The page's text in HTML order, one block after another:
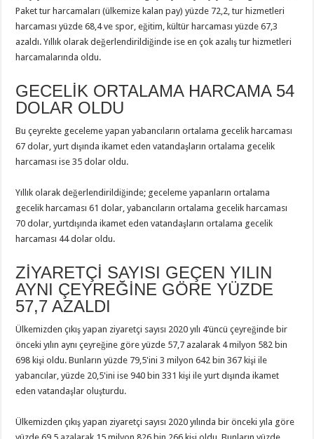
Paket tur harcamaları (ülkemize kalan pay) yüzde 72,2, tur hizmetleri
harcaması yüzde 68,4 ve spor, eğitim, kültür harcaması yüzde 67,3
azaldı. Yıllık olarak değerlendirildiğinde ise en çok azalış tur hizmetleri
harcamalarında oldu.
GECELİK ORTALAMA HARCAMA 54
DOLAR OLDU
Bu çeyrekte geceleme yapan yabancıların ortalama gecelik harcaması
67 dolar, yurt dışında ikamet eden vatandaşların ortalama gecelik
harcaması ise 35 dolar oldu.
Yıllık olarak değerlendirildiğinde; geceleme yapanların ortalama
gecelik harcaması 61 dolar, yabancıların ortalama gecelik harcaması
70 dolar, yurtdışında ikamet eden vatandaşların ortalama gecelik
harcaması 44 dolar oldu.
ZİYARETÇİ SAYISI GEÇEN YILIN
AYNI ÇEYREĞİNE GÖRE YÜZDE
57,7 AZALDI
Ülkemizden çıkış yapan ziyaretçi sayısı 2020 yılı 4’üncü çeyreğinde bir
önceki yılın aynı çeyreğine göre yüzde 57,7 azalarak 4 milyon 582 bin
698 kişi oldu. Bunların yüzde 79,5'ini 3 milyon 642 bin 367 kişi ile
yabancılar, yüzde 20,5'ini ise 940 bin 331 kişi ile yurt dışında ikamet
eden vatandaşlar oluşturdu.
Ülkemizden çıkış yapan ziyaretçi sayısı 2020 yılında bir önceki yıla göre